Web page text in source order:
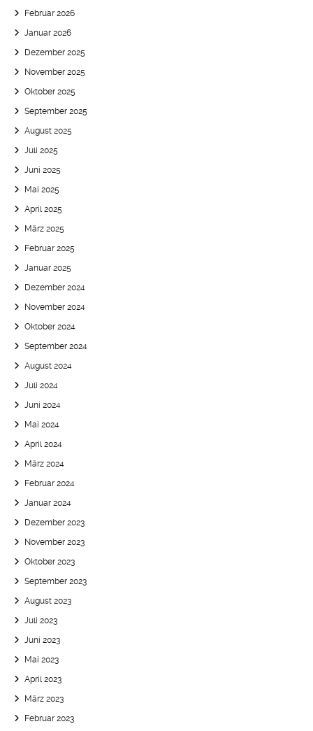
Februar 2026
Januar 2026
Dezember 2025
November 2025
Oktober 2025
September 2025
August 2025
Juli 2025
Juni 2025
Mai 2025
April 2025
März 2025
Februar 2025
Januar 2025
Dezember 2024
November 2024
Oktober 2024
September 2024
August 2024
Juli 2024
Juni 2024
Mai 2024
April 2024
März 2024
Februar 2024
Januar 2024
Dezember 2023
November 2023
Oktober 2023
September 2023
August 2023
Juli 2023
Juni 2023
Mai 2023
April 2023
März 2023
Februar 2023